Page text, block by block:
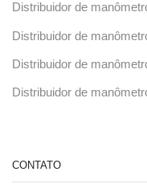
Distribuidor de
Distribuidor de
Distribuidor de
Distribuidor de
CONTATO